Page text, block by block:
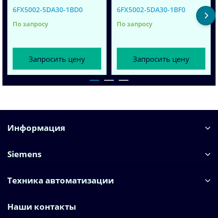
6FX5002-5DA30-1BD0
По запросу
Запросить цену
6FX5002-5DA30-1BF0
По запросу
Запросить цену
Информация
Siemens
Техника автоматизации
Наши контакты